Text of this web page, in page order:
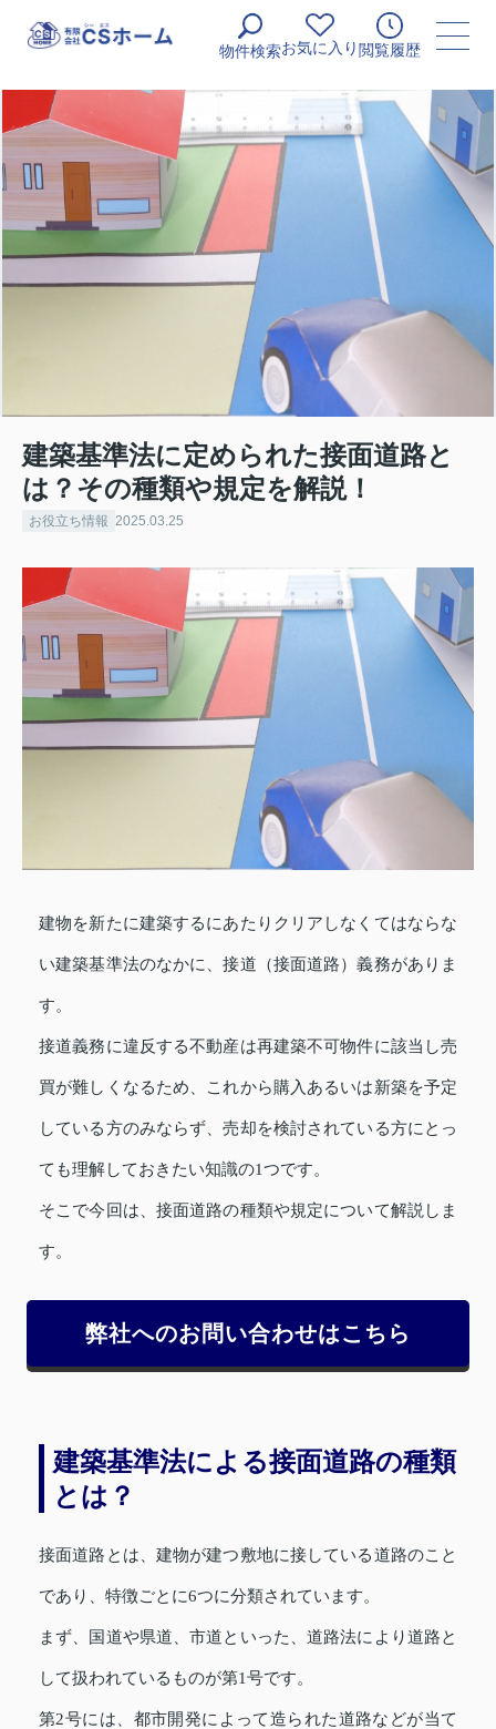
物件検索お気に入り 閲覧履歴
建築基準法に定められた接面道路と
は？その種類や規定を解説！
お役立ち情報 2025.03.25
建物を新たに建築するにあたりクリアしなくてはならな
い建築基準法のなかに、接道（接面道路）義務がありま
す。
接道義務に違反する不動産は再建築不可物件に該当し売
買が難しくなるため、これから購入あるいは新築を予定
している方のみならず、売却を検討されている方にとっ
ても理解しておきたい知識の1つです。
そこで今回は、接面道路の種類や規定について解説しま
す。
弊社へのお問い合わせはこちら
建築基準法による接面道路の種類
とは？
接面道路とは、建物が建つ敷地に接している道路のこと
であり、特徴ごとに6つに分類されています。
まず、国道や県道、市道といった、道路法により道路と
して扱われているものが第1号です。
第2号には、都市開発によって造られた道路などが当て